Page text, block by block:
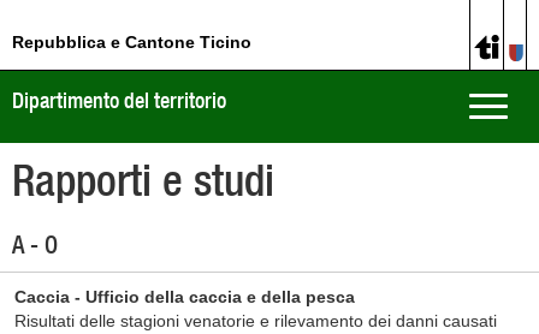
Repubblica e Cantone Ticino
Toggle
Dipartimento del territorio
Rapporti e studi
A - O
Caccia - Ufficio della caccia e della pesca
Risultati delle stagioni venatorie e rilevamento dei danni causati